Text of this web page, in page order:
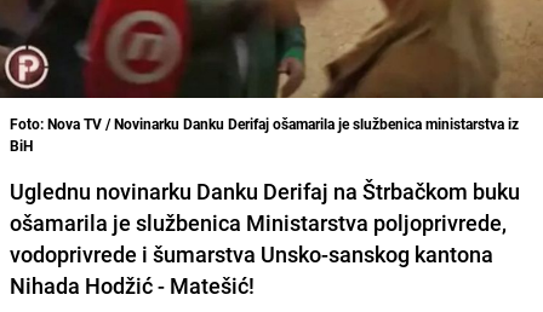
Foto: Nova TV / Novinarku Danku Derifaj ošamarila je službenica ministarstva iz
BiH
Uglednu novinarku Danku Derifaj na Štrbačkom buku
ošamarila je službenica Ministarstva poljoprivrede,
vodoprivrede i šumarstva Unsko-sanskog kantona
Nihada Hodžić - Matešić!